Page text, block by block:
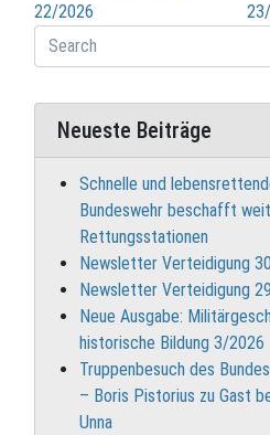
22/2026
Neueste Beiträge
Schnelle und
Bundeswehr beschafft
Rettungsstationen
Newsletter Verteidigung
Newsletter Verteidigung
Neue Ausgabe:
historische Bildung 3/2026
Truppenbesuch des
– Boris Pistorius zu Gast
Unna